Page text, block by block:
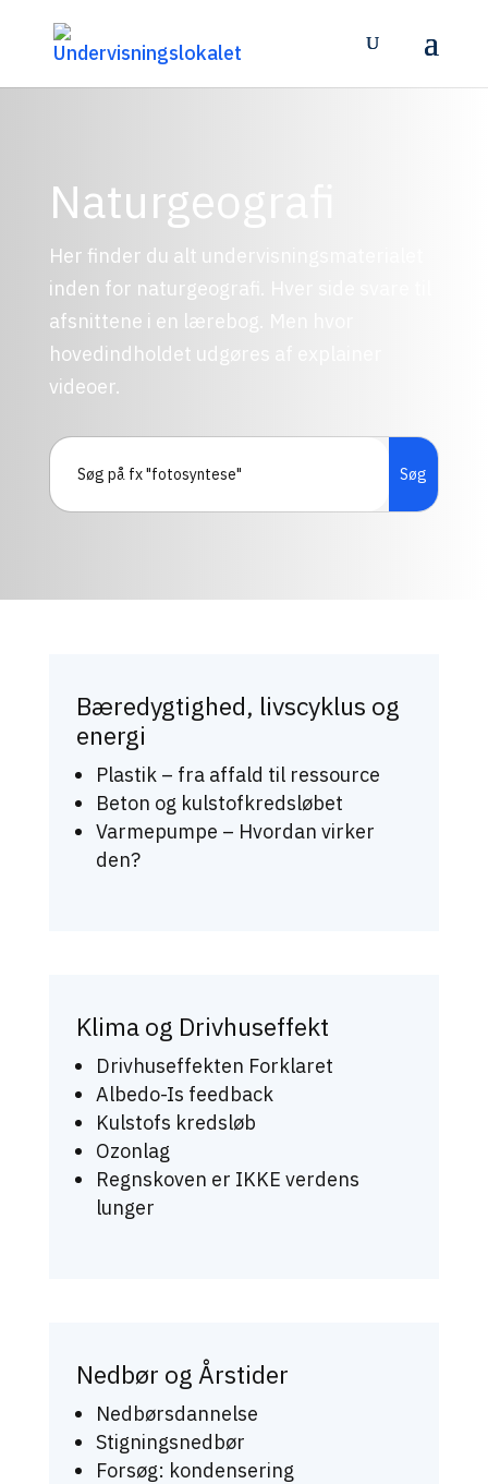
Naturgeografi
Her finder du alt undervisningsmaterialet
inden for naturgeografi. Hver side svare til
afsnittene i en lærebog. Men hvor
hovedindholdet udgøres af explainer
videoer.
Bæredygtighed, livscyklus og
energi
Plastik – fra affald til ressource
Beton og kulstofkredsløbet
Varmepumpe – Hvordan virker
den?
Klima og Drivhuseffekt
Drivhuseffekten Forklaret
Albedo-Is feedback
Kulstofs kredsløb
Ozonlag
Regnskoven er IKKE verdens
lunger
Nedbør og Årstider
Nedbørsdannelse
Stigningsnedbør
Forsøg: kondensering